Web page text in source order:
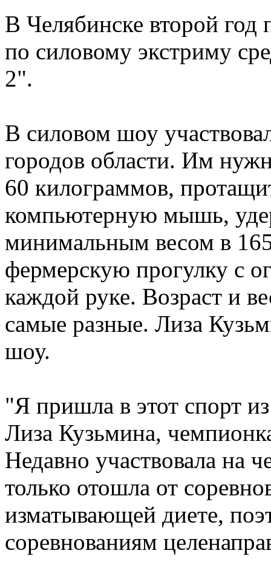
В Челябинске второй год
по силовому экстриму
2".
В силовом шоу
городов области. Им
60 килограммов,
компьютерную мышь,
минимальным весом в
фермерскую прогулку с
каждой руке. Возраст и
самые разные. Лиза
шоу.
"Я пришла в этот спорт
Лиза Кузьмина,
Недавно участвовала на
только отошла от
изматывающей диете,
соревнованиям